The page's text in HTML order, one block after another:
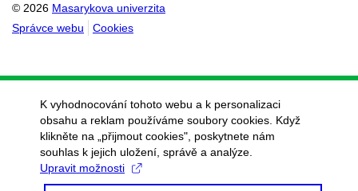
© 2026 Masarykova univerzita
Správce webu
Cookies
K vyhodnocování tohoto webu a k personalizaci
obsahu a reklam používáme soubory cookies. Když
klikněte na „přijmout cookies", poskytnete nám
souhlas k jejich uložení, správě a analýze.
Upravit možnosti